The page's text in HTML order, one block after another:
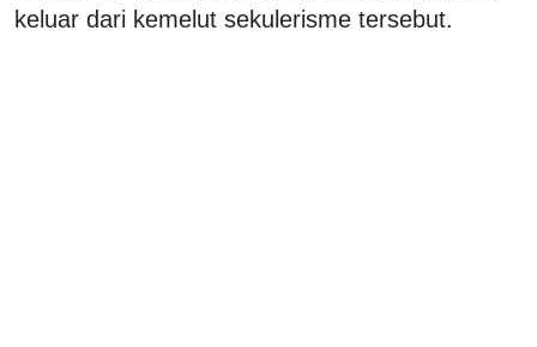
keluar dari kemelut sekulerisme tersebut.